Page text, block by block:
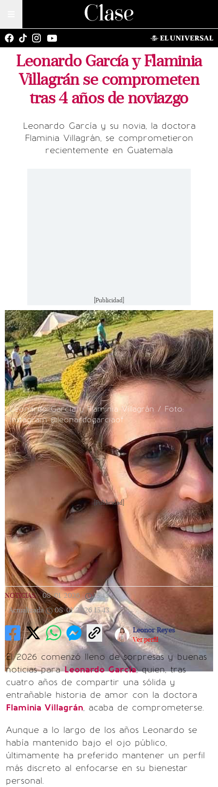
Leonardo García y Flaminia
Villagrán se comprometen
tras 4 años de noviazgo
Leonardo García y su novia, la doctora
Flaminia Villagrán, se comprometieron
recientemente en Guatemala
[Publicidad]
Leonardo García y Flaminia Villagrán / Foto:
Instagram @leonardogarciaof
[Publicidad]
NOTICIAS | 08/01/2026 | 15:43 |
Actualizada
08/01/2026 15:43
Leonor Reyes
Ver perfil
El 2026 comenzó lleno de sorpresas y buenas
noticias paraLeonardo García, quien, tras
cuatro años de compartir una sólida y
entrañable historia de amor con la doctora
Flaminia Villagrán, acaba de comprometerse.
Aunque a lo largo de los años Leonardo se
había mantenido bajo el ojo público,
últimamente ha preferido mantener un perfil
más discreto al enfocarse en su bienestar
personal.